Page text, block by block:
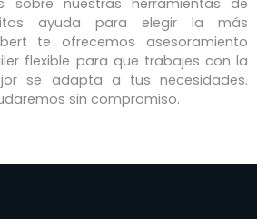
sobre nuestras herramientas de
ayuda para elegir la más
te ofrecemos asesoramiento
flexible para que trabajes con la
se adapta a tus necesidades.
sin compromiso.